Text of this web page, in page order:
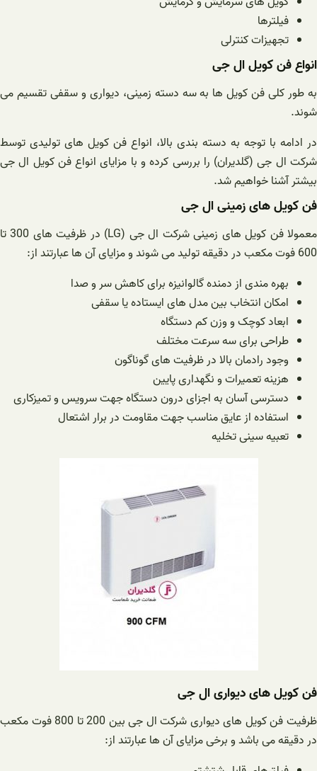
فیلترها
تجهیزات کنترلی
انواع فن کویل ال جی
به طور کلی فن کویل ها به سه دسته زمینی، دیواری و سقفی تقسیم می
شوند.
در ادامه با توجه به دسته بندی بالا، انواع فن کویل های تولیدی توسط
شرکت ال جی (گلدیران) را بررسی کرده و با مزایای انواع فن کویل ال جی
بیشتر آشنا خواهیم شد.
فن کویل های زمینی ال جی
معمولا فن کویل های زمینی شرکت ال جی (LG) در ظرفیت های 300 تا
600 فوت مکعب در دقیقه تولید می شوند و مزایای آن ها عبارتند از:
بهره مندی از دمنده گالوانیزه برای کاهش سر و صدا
امکان انتخاب بین مدل های ایستاده یا سقفی
ابعاد کوچک و وزن کم دستگاه
طراحی برای سه سرعت مختلف
وجود رادمان بالا در ظرفیت های گوناگون
هزینه تعمیرات و نگهداری پایین
دسترسی آسان به اجزای درون دستگاه جهت سرویس و تمیزکاری
استفاده از عایق مناسب جهت مقاومت در برار اشتعال
تعبیه سینی تخلیه
فن کویل های دیواری ال جی
ظرفیت فن کویل های دیواری شرکت ال جی بین 200 تا 800 فوت مکعب
در دقیقه می باشد و برخی مزایای آن ها عبارتند از: